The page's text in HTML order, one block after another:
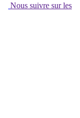
Nous suivre sur les